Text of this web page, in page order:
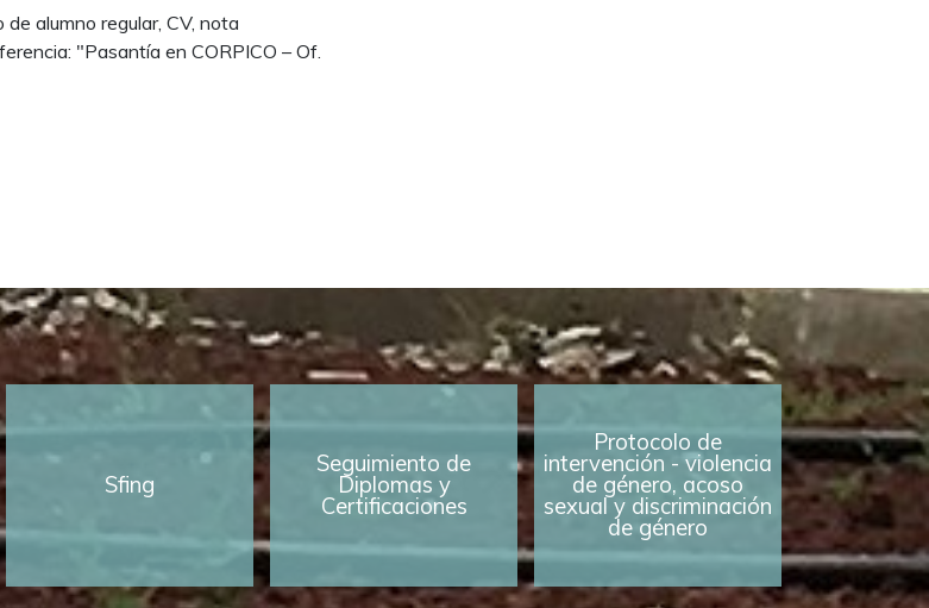
alumno regular, CV, nota
"Pasantía en CORPICO – Of.
Sfing
Seguimiento de
Diplomas y
Certificaciones
Protocolo de
intervención - violencia
de género, acoso
sexual y discriminación
de género